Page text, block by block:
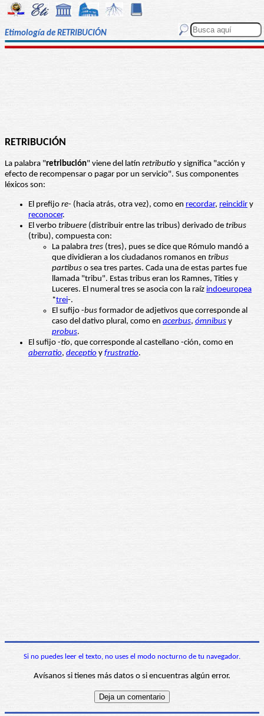
Etimología de RETRIBUCIÓN
RETRIBUCIÓN
La palabra "retribución" viene del latín retributio y significa "acción y
efecto de recompensar o pagar por un servicio". Sus componentes
léxicos son:
El prefijo re- (hacia atrás, otra vez), como en recordar, reincidir y
reconocer.
El verbo tribuere (distribuir entre las tribus) derivado de tribus
(tribu), compuesta con:
La palabra tres (tres), pues se dice que Rómulo mandó a
que dividieran a los ciudadanos romanos en tribus
partibus o sea tres partes. Cada una de estas partes fue
llamada "tribu". Estas tribus eran los Ramnes, Tities y
Luceres. El numeral tres se asocia con la raíz indoeuropea
*trei-.
El sufijo -bus formador de adjetivos que corresponde al
caso del dativo plural, como en acerbus, ómnibus y
probus.
El sufijo -tio, que corresponde al castellano -ción, como en
aberratio, deceptio y frustratio.
Si no puedes leer el texto, no uses el modo nocturno de tu navegador.
Avísanos si tienes más datos o si encuentras algún error.